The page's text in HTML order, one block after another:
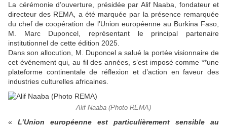
La cérémonie d’ouverture, présidée par Alif Naaba, fondateur et
directeur des REMA, a été marquée par la présence remarquée
du chef de coopération de l’Union européenne au Burkina Faso,
M. Marc Duponcel, représentant le principal partenaire
institutionnel de cette édition 2025.
Dans son allocution, M. Duponcel a salué la portée visionnaire de
cet événement qui, au fil des années, s’est imposé comme **une
plateforme continentale de réflexion et d’action en faveur des
industries culturelles africaines.
Alif Naaba (Photo REMA)
« L’Union européenne est particulièrement sensible au